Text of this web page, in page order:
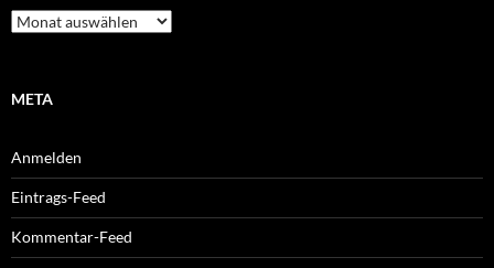
Archiv
META
Anmelden
Eintrags-Feed
Kommentar-Feed